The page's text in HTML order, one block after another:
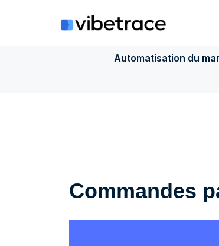
Automatisation du
Commandes